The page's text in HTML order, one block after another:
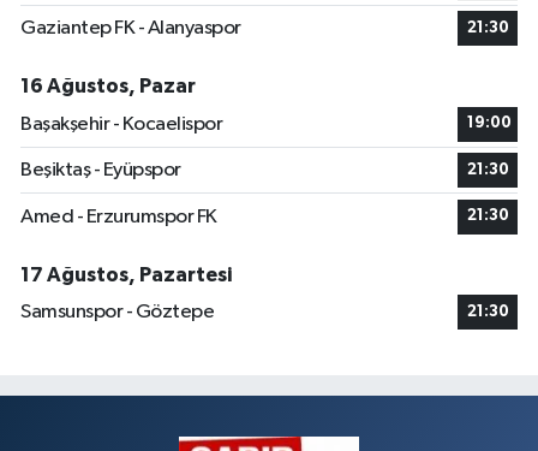
Gaziantep FK - Alanyaspor 21:30
16 Ağustos, Pazar
Başakşehir - Kocaelispor
19:00
Beşiktaş - Eyüpspor 21:30
Amed - Erzurumspor FK 21:30
17 Ağustos, Pazartesi
Samsunspor - Göztepe
21:30